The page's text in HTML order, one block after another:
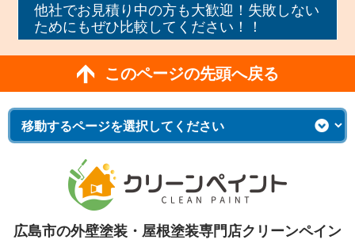
他社でお見積り中の方も大歓迎！失敗しない
ためにもぜひ比較してください！！
このページの先頭へ戻る
広島市の外壁塗装・屋根塗装専門店クリーンペイン